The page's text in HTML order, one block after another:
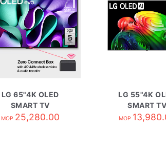
LG 65"4K OLED
SMART TV
OLED65M4PCA
MOP 25,280.00
LG 55"4K
SMART TV
MOP